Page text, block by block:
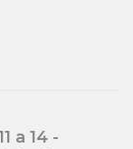
a 14 -